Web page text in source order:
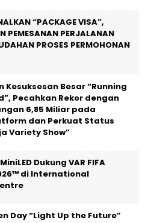
“PACKAGE VISA”,
PEMESANAN PERJALANAN
PROSES PERMOHONAN
Kesuksesan Besar “Running
Pecahkan Rekor dengan
6,85 Miliar pada
dan Perkuat Status
Variety Show”
Dukung VAR FIFA
di International
Day “Light Up the Future”